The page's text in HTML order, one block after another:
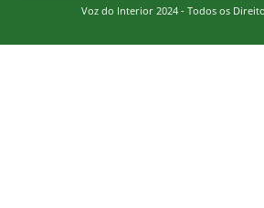
Voz do Interior 2024 - Todos os